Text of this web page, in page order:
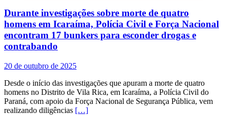
Durante investigações sobre morte de quatro
homens em Icaraíma, Polícia Civil e Força Nacional
encontram 17 bunkers para esconder drogas e
contrabando
20 de outubro de 2025
Desde o início das investigações que apuram a morte de quatro
homens no Distrito de Vila Rica, em Icaraíma, a Polícia Civil do
Paraná, com apoio da Força Nacional de Segurança Pública, vem
realizando diligências […]